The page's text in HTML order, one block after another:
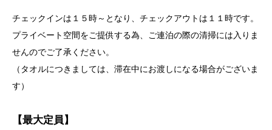
チェックインは１５時～となり、チェックアウトは１１時です。
プライベート空間をご提供する為、ご連泊の際の清掃には入りま
せんのでご了承ください。
（タオルにつきましては、滞在中にお渡しになる場合がございま
す）
【最大定員】